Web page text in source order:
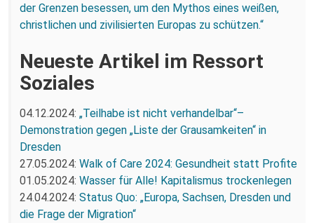
der Grenzen besessen, um den Mythos eines weißen,
christlichen und zivilisierten Europas zu schützen.“
Neueste Artikel im Ressort
Soziales
04.12.2024: „Teilhabe ist nicht verhandelbar“–
Demonstration gegen „Liste der Grausamkeiten“ in
Dresden
27.05.2024: Walk of Care 2024: Gesundheit statt Profite
01.05.2024: Wasser für Alle! Kapitalismus trockenlegen
24.04.2024: Status Quo: „Europa, Sachsen, Dresden und
die Frage der Migration“